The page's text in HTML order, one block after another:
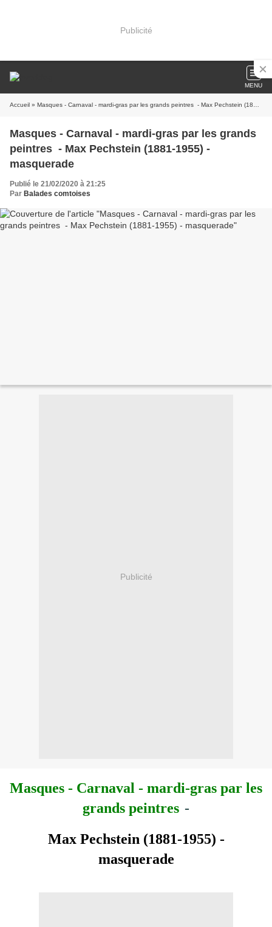
Publicité
MENU
Accueil » Masques - Carnaval - mardi-gras par les grands peintres - Max Pechstein (1881-1955) - masquerade
Masques - Carnaval - mardi-gras par les grands
peintres - Max Pechstein (1881-1955) -
masquerade
Publié le 21/02/2020 à 21:25
Par Balades comtoises
Publicité
Masques - Carnaval - mardi-gras par les
grands peintres -
Max Pechstein (1881-1955) -
masquerade